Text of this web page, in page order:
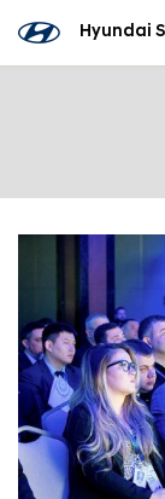
Hyundai